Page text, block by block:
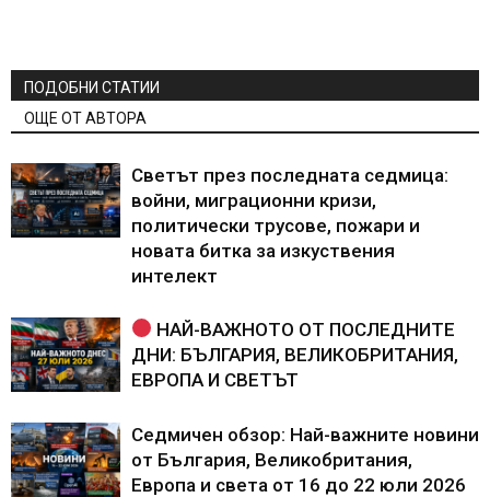
ПОДОБНИ СТАТИИ
ОЩЕ ОТ АВТОРА
Светът през последната седмица:
войни, миграционни кризи,
политически трусове, пожари и
новата битка за изкуствения
интелект
НАЙ-ВАЖНОТО ОТ ПОСЛЕДНИТЕ
ДНИ: БЪЛГАРИЯ, ВЕЛИКОБРИТАНИЯ,
ЕВРОПА И СВЕТЪТ
Седмичен обзор: Най-важните новини
от България, Великобритания,
Европа и света от 16 до 22 юли 2026